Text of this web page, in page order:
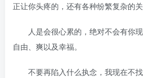
正让你头疼的，还有各种纷繁复杂的关
人是会很心累的，绝对不会有你现
自由、爽以及幸福。
不要再陷入什么执念，我现在不找